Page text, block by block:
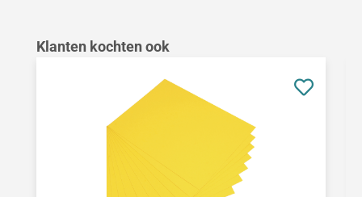
Productgalerij overslaan
Klanten kochten ook